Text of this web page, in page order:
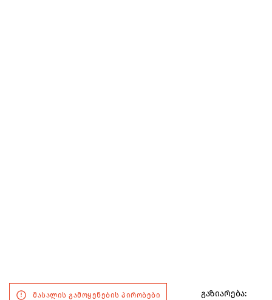
მასალის გამოყენების პირობები გაზიარება: